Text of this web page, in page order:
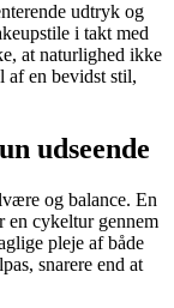
udtryk og
i takt med
at naturlighed ikke
af en bevidst stil,
udseende
og balance. En
en cykeltur gennem
pleje af både
snarere end at